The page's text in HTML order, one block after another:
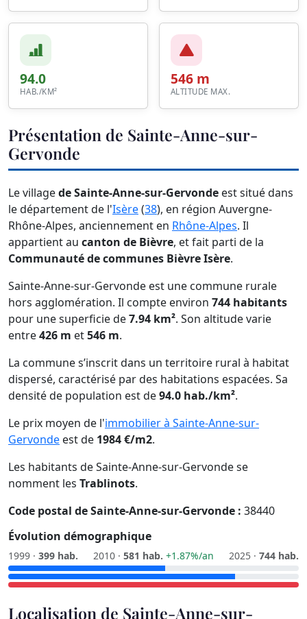
94.0
HAB./KM²
546 m
ALTITUDE MAX.
Présentation de Sainte-Anne-sur-
Gervonde
Le villagede Sainte-Anne-sur-Gervonde est situé dans
le département de l'Isère(38), en région Auvergne-
Rhône-Alpes, anciennement en Rhône-Alpes. Il
appartient au canton de Bièvre, et fait parti de la
Communauté de communes Bièvre Isère.
Sainte-Anne-sur-Gervonde est une commune rurale
hors agglomération. Il compte environ 744 habitants
pour une superficie de7.94 km². Son altitude varie
entre426 m et546 m.
La commune s’inscrit dans un territoire rural à habitat
dispersé, caractérisé par des habitations espacées. Sa
densité de population est de94.0 hab./km².
Le prix moyen de l'immobilier à Sainte-Anne-sur-
Gervonde est de 1984 €/m2.
Les habitants de Sainte-Anne-sur-Gervonde se
nomment les Trablinots.
Code postal de Sainte-Anne-sur-Gervonde : 38440
Évolution démographique
1999 · 399 hab. 2010 · 581 hab. +1.87%/an 2025 · 744 hab.
Localisation de Sainte-Anne-sur-